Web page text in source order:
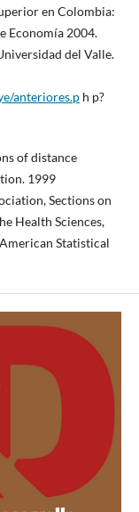
en Colombia:
Economía 2004.
del Valle.
anteriores.ph p?
of distance
1999
Sections on
Health Sciences,
Statistical